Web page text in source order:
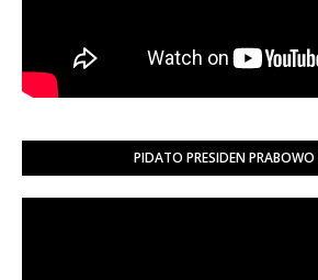
PIDATO PRESIDEN PRABOWO